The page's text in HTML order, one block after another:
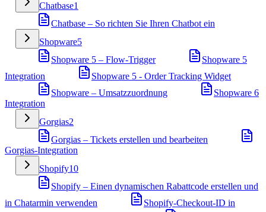
Chatbase1
Chatbase – So richten Sie Ihren Chatbot ein
Shopware5
Shopware 5 – Flow-Trigger
Shopware 5
Integration
Shopware 5 - Order Tracking Widget
Shopware – Umsatzzuordnung
Shopware 6
Integration
Gorgias2
Gorgias – Tickets erstellen und bearbeiten
Gorgias-Integration
Shopify10
Shopify – Einen dynamischen Rabattcode erstellen und
in Chatarmin verwenden
Shopify-Checkout-ID in